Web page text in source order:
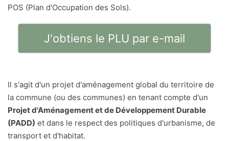
POS (Plan d'Occupation des Sols).
J'obtiens le PLU par e-mail
Il s'agit d'un projet d'aménagement global du territoire de
la commune (ou des communes) en tenant compte d'un
Projet d'Aménagement et de Développement Durable
(PADD) et dans le respect des politiques d'urbanisme, de
transport et d'habitat.